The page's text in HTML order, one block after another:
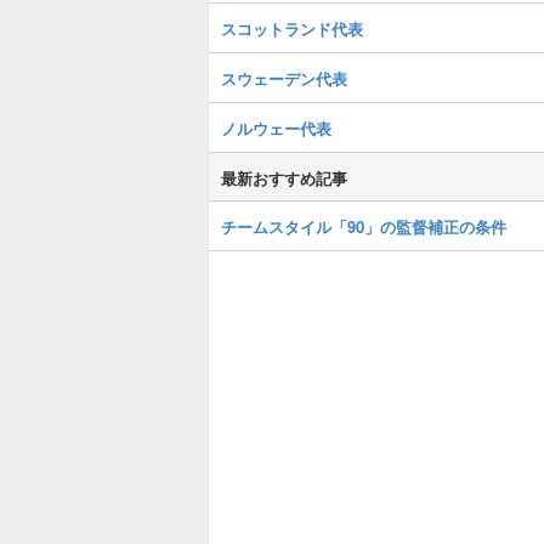
スコットランド代表
スウェーデン代表
ノルウェー代表
最新おすすめ記事
チームスタイル「90」の監督補正の条件